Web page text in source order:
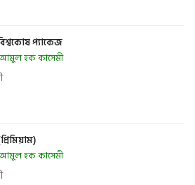
প্যাকেজ
হক কাসেমী
হক কাসেমী